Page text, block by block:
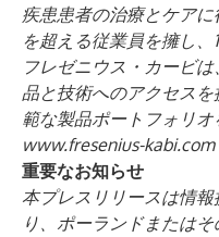
疾患患者の治療とケア
を超える従業員を擁し
フレゼニウス・カービ
品と技術へのアクセス
範な製品ポートフォリ
www.fresenius-kabi.com
重要なお知らせ
本プレスリリースは情
り、ポーランドまたは